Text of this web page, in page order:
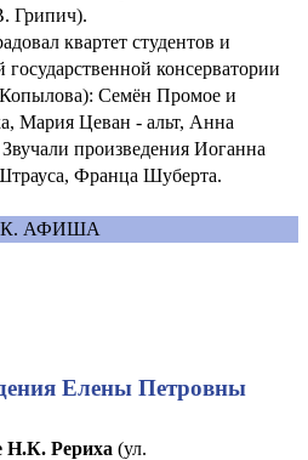
Грипич).
квартет студентов и
консерватории
Семён Промое и
Мария Цеван - альт, Анна
произведения Иоганна
Франца Шуберта.
АФИША
Елены Петровны
Н.К. Рериха (ул.